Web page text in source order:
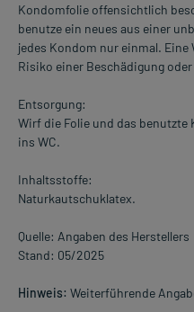
Kondomfolie offensichtlich
benutze ein neues aus einer
jedes Kondom nur einmal.
Risiko einer Beschädigung
Entsorgung:
Wirf die Folie und das
ins WC.
Inhaltsstoffe:
Naturkautschuklatex.
Quelle: Angaben des Herstellers
Stand: 05/2025
Hinweis: Weiterführende